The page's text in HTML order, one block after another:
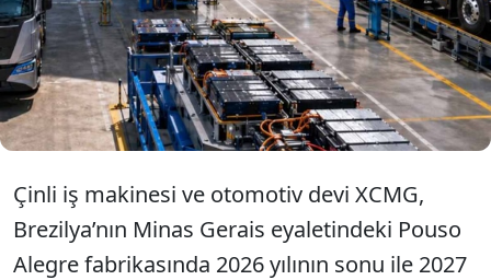
başlayacağını duyurdu. 270 milyon R$’lık (2 milyar
441 milyon 317 bin TL) yatırımla hayata geçecek
yerel üretim, Güney Amerika pazarında kartların
yeniden dağıtılmasına yol açacak.
Çinli iş makinesi ve otomotiv devi XCMG,
Brezilya’nın Minas Gerais eyaletindeki Pouso
Alegre fabrikasında 2026 yılının sonu ile 2027